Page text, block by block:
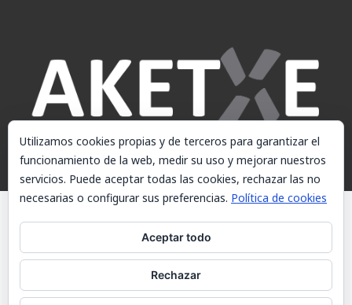
© AKETXE Consulting, S.L. - Este sitio web utiliza cookies, consulte
nuestra Política de cookies.
Política de cookies
Utilizamos cookies propias y de terceros para garantizar el
funcionamiento de la web, medir su uso y mejorar nuestros
servicios. Puede aceptar todas las cookies, rechazar las no
necesarias o configurar sus preferencias. Política de cookies
Aceptar todo
Rechazar